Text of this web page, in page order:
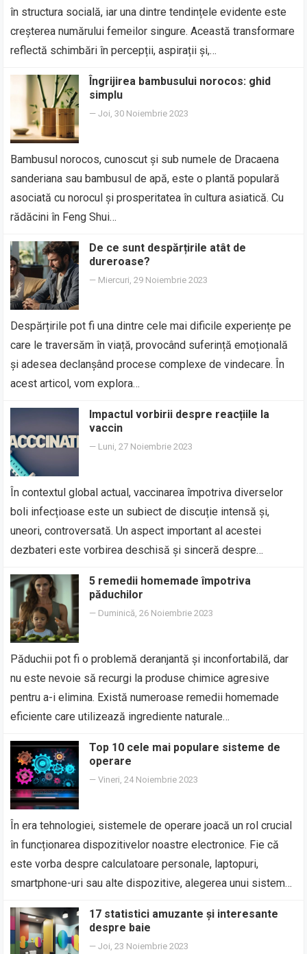
în structura socială, iar una dintre tendințele evidente este
creșterea numărului femeilor singure. Această transformare
reflectă schimbări în percepții, aspirații și,…
Îngrijirea bambusului norocos: ghid
simplu
—Joi, 30 Noiembrie 2023
Bambusul norocos, cunoscut și sub numele de Dracaena
sanderiana sau bambusul de apă, este o plantă populară
asociată cu norocul și prosperitatea în cultura asiatică. Cu
rădăcini în Feng Shui…
De ce sunt despărțirile atât de
dureroase?
— Miercuri, 29 Noiembrie 2023
Despărțirile pot fi una dintre cele mai dificile experiențe pe
care le traversăm în viață, provocând suferință emoțională
și adesea declanșând procese complexe de vindecare. În
acest articol, vom explora…
Impactul vorbirii despre reacțiile la
vaccin
— Luni, 27 Noiembrie 2023
În contextul global actual, vaccinarea împotriva diverselor
boli infecțioase este un subiect de discuție intensă și,
uneori, controversată. Un aspect important al acestei
dezbateri este vorbirea deschisă și sinceră despre…
5 remedii homemade împotriva
păduchilor
— Duminică, 26 Noiembrie 2023
Păduchii pot fi o problemă deranjantă și inconfortabilă, dar
nu este nevoie să recurgi la produse chimice agresive
pentru a-i elimina. Există numeroase remedii homemade
eficiente care utilizează ingrediente naturale…
Top 10 cele mai populare sisteme de
operare
—Vineri, 24 Noiembrie 2023
În era tehnologiei, sistemele de operare joacă un rol crucial
în funcționarea dispozitivelor noastre electronice. Fie că
este vorba despre calculatoare personale, laptopuri,
smartphone-uri sau alte dispozitive, alegerea unui sistem…
17 statistici amuzante și interesante
despre baie
—Joi, 23 Noiembrie 2023